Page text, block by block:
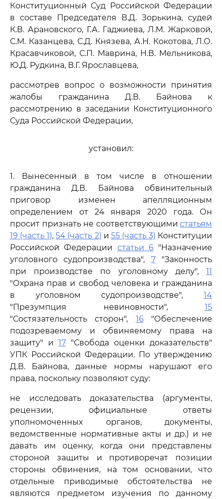
Конституционный Суд Российской Федерации
в составе Председателя В.Д. Зорькина, судей
К.В. Арановского, Г.А. Гаджиева, Л.М. Жарковой,
С.М. Казанцева, С.Д. Князева, А.Н. Кокотова, Л.О.
Красавчиковой, С.П. Маврина, Н.В. Мельникова,
Ю.Д. Рудкина, В.Г. Ярославцева,
рассмотрев вопрос о возможности принятия
жалобы гражданина Д.В. Байнова к
рассмотрению в заседании Конституционного
Суда Российской Федерации,
установил:
1. Вынесенный в том числе в отношении
гражданина Д.В. Байнова обвинительный
приговор изменен апелляционным
определением от 24 января 2020 года. Он
просит признать не соответствующими статьям
19 (часть 1),54 (часть 2) и 55 (часть 3) Конституции
Российской Федерации статьи 6"Назначение
уголовного судопроизводства", 7"Законность
при производстве по уголовному делу", 11
"Охрана прав и свобод человека и гражданина
в уголовном судопроизводстве", 14
"Презумпция невиновности", 15
"Состязательность сторон", 16"Обеспечение
подозреваемому и обвиняемому права на
защиту" и 17 "Свобода оценки доказательств"
УПК Российской Федерации. По утверждению
Д.В. Байнова, данные нормы нарушают его
права, поскольку позволяют суду:
не исследовать доказательства (аргументы,
рецензии, официальные ответы
уполномоченных органов, документы,
ведомственные нормативные акты и др.) и не
давать им оценку, когда они представлены
стороной защиты и противоречат позиции
стороны обвинения, на том основании, что
отдельные приводимые обстоятельства не
являются предметом изучения по данному